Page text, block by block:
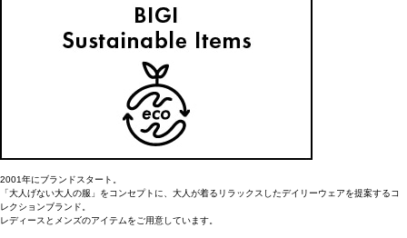
洗濯：液温は40℃を限度とし、洗濯機で弱い洗濯処理ができる
漂白：塩素系及び酸素系漂白剤の使用禁止
タンブル乾燥：タンブル乾燥禁止
アイロン：底面温度160°Cを限度としてアイロン仕上げができる
ドライクリーニング：ドライクリーニング禁止
ウエットクリーニング：ウエットクリーニングができる
2001年にブランドスタート。
「大人げない大人の服」をコンセプトに、大人が着るリラックスしたデイリーウェアを提案するコ
レクションブランド。
レディースとメンズのアイテムをご用意しています。